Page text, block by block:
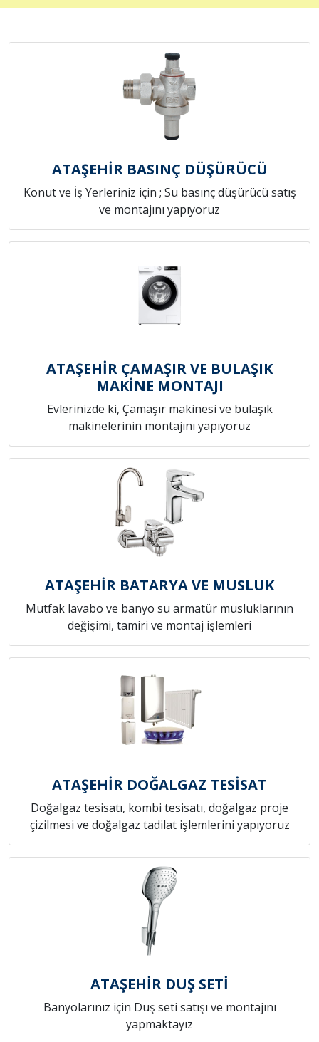
ATAŞEHİR BASINÇ DÜŞÜRÜCÜ
Konut ve İş Yerleriniz için ; Su basınç düşürücü satış
ve montajını yapıyoruz
ATAŞEHİR ÇAMAŞIR VE BULAŞIK
MAKİNE MONTAJI
Evlerinizde ki, Çamaşır makinesi ve bulaşık
makinelerinin montajını yapıyoruz
ATAŞEHİR BATARYA VE MUSLUK
Mutfak lavabo ve banyo su armatür musluklarının
değişimi, tamiri ve montaj işlemleri
ATAŞEHİR DOĞALGAZ TESİSAT
Doğalgaz tesisatı, kombi tesisatı, doğalgaz proje
çizilmesi ve doğalgaz tadilat işlemlerini yapıyoruz
ATAŞEHİR DUŞ SETİ
Banyolarınız için Duş seti satışı ve montajını
yapmaktayız